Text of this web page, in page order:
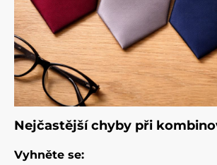
Nejčastější chyby při
Vyhněte se: